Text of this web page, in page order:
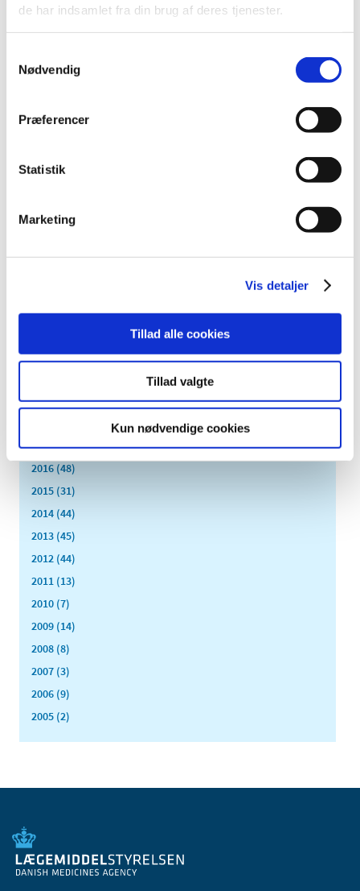
de har indsamlet fra din brug af deres tjenester.
Nødvendig
Præferencer
Statistik
Marketing
Vis detaljer
Tillad alle cookies
Tillad valgte
Kun nødvendige cookies
2025 (15)
2024 (21)
2022 (11)
2020 (19)
2018 (46)
november (1)
september (5)
juni (4)
april (5)
februar (2)
2017 (38)
2016 (48)
2015 (31)
2014 (44)
2013 (45)
2012 (44)
2011 (13)
2010 (7)
2009 (14)
2008 (8)
2007 (3)
2006 (9)
2005 (2)